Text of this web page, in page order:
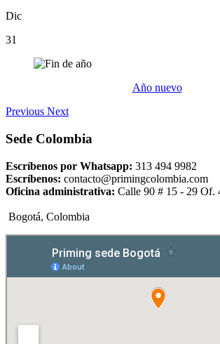
Dic
31
Año nuevo
Previous Next
Sede Colombia
Escríbenos por Whatsapp: 313 494 9982
Escríbenos: contacto@primingcolombia.com
Oficina administrativa: Calle 90 # 15 - 29 Of.
Bogotá, Colombia